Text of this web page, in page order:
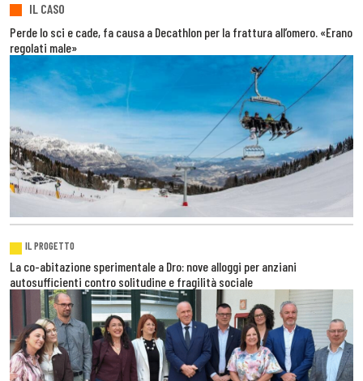
IL CASO
Perde lo sci e cade, fa causa a Decathlon per la frattura all’omero. «Erano
regolati male»
IL PROGETTO
La co-abitazione sperimentale a Dro: nove alloggi per anziani
autosufficienti contro solitudine e fragilità sociale